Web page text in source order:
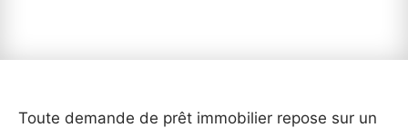
Toute demande de prêt immobilier repose sur un